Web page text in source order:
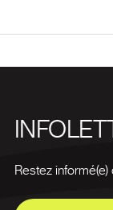
Restez